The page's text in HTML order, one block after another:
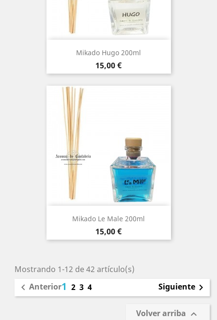
Mikado Hugo 200ml
Precio
15,00 €
Mikado Le Male 200ml
Precio
15,00 €
Mostrando 1-12 de 42 artículo(s)
 Anterior1 2 3 4 Siguiente 
Volver arriba 